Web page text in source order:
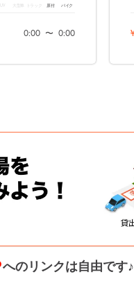
SUV トラック 原付 バイク
0:00 〜 0:00
へのリンクは自由です♪